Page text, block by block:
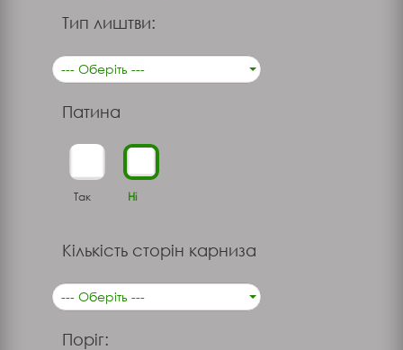
Тип лиштви:
--- Оберіть ---
Патина
Так Ні
Кількість сторін карниза
--- Оберіть ---
Поріг: